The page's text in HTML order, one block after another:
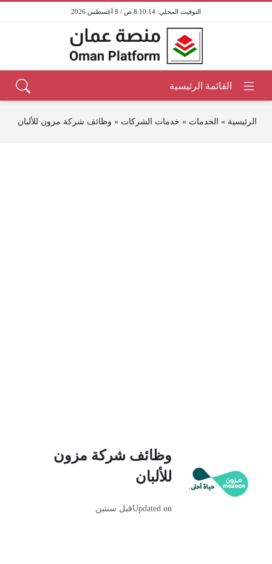
8:10:14 ص / 8 أغسطس 2026
الرئيسية » الخدمات » خدمات الشركات » وظائف شركة مزون للألبان
وظائف شركة مزون
للألبان
Updated onقبل سنتين